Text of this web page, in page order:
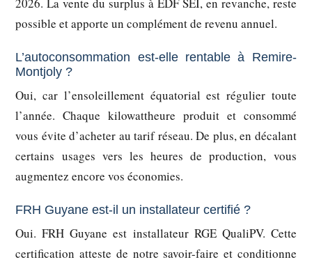
possible et apporte un complément de revenu annuel.
L’autoconsommation est-elle rentable à Remire-
Montjoly ?
Oui, car l’ensoleillement équatorial est régulier toute
l’année. Chaque kilowattheure produit et consommé
vous évite d’acheter au tarif réseau. De plus, en décalant
certains usages vers les heures de production, vous
augmentez encore vos économies.
FRH Guyane est-il un installateur certifié ?
Oui. FRH Guyane est installateur RGE QualiPV. Cette
certification atteste de notre savoir-faire et conditionne